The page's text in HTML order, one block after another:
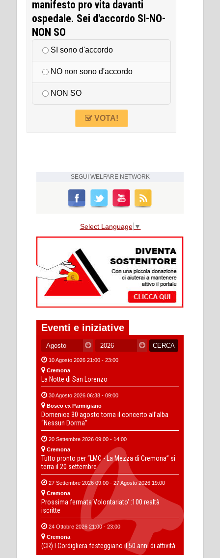
manifesto pro vita davanti
ospedale. Sei d'accordo SI-NO-
NON SO
SI sono d'accordo
NO non sono d'accordo
NON SO
VOTA!
SEGUI WELFARE NETWORK
Select Language ▼
Eventi e iniziative
10 Agosto 2026 21:00 - 23:00
Cremona
La Notte di San Lorenzo
30 Agosto 2026 06:38 - 09:00
Bosco ex Parmigiano
Domenica 30 agosto torna il concerto all’alba
“Nessun Dorma”
20 Settembre 2026 09:00 - 14:00
Cremona
Tutto pronto per “LMC - La Mezza di Cremona” si
terra il 20 settembre
27 Settembre 2026 09:00 - 27 Agosto 2026 19:00
Cremona
Prossima fermata Volontariato' :100 realtà
iscritte
24 Ottobre 2026 21:00 - 23:00
Cremona
(CR) I Cordigliera festeggiano il 50 anni di attività